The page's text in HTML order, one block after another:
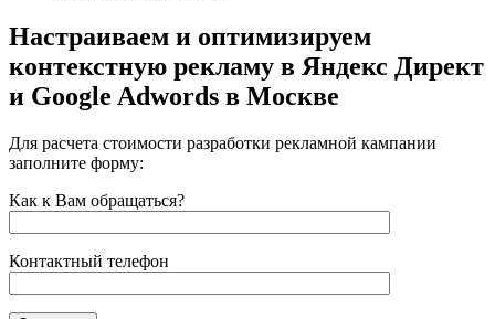
Настраиваем и оптимизируем
контекстную рекламу в Яндекс Директ
и Google Adwords в Москве
Для расчета стоимости разработки рекламной кампании
заполните форму:
Как к Вам обращаться?
Контактный телефон